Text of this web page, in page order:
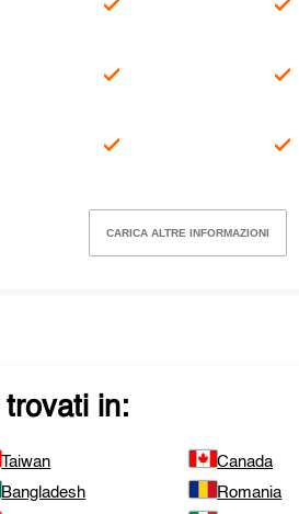
CARICA ALTRE INFORMAZIONI
trovati in:
Taiwan Canada
Bangladesh Romania